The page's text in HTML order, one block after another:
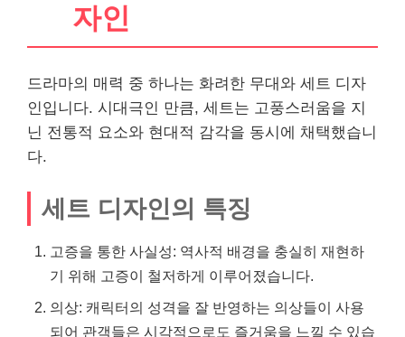
자인
드라마의 매력 중 하나는 화려한 무대와 세트 디자
인입니다. 시대극인 만큼, 세트는 고풍스러움을 지
닌 전통적 요소와 현대적 감각을 동시에 채택했습니
다.
세트 디자인의 특징
고증을 통한 사실성: 역사적 배경을 충실히 재현하
기 위해 고증이 철저하게 이루어졌습니다.
의상: 캐릭터의 성격을 잘 반영하는 의상들이 사용
되어 관객들은 시각적으로도 즐거움을 느낄 수 있습